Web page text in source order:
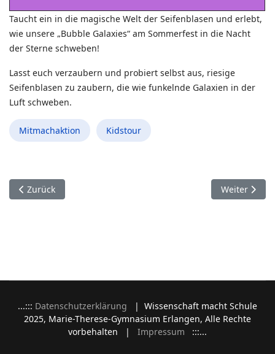
Taucht ein in die magische Welt der Seifenblasen und erlebt,
wie unsere „Bubble Galaxies“ am Sommerfest in die Nacht
der Sterne schweben!
Lasst euch verzaubern und probiert selbst aus, riesige
Seifenblasen zu zaubern, die wie funkelnde Galaxien in der
Luft schweben.
Mitmachaktion Kidstour
Vorheriger Beitrag: Ein Himmel voller Geschichten
Zurück Nächster
Weiter
...::: Datenschutzerklärung | Wissenschaft macht Schule
2025, Marie-Therese-Gymnasium Erlangen, Alle Rechte
vorbehalten | Impressum :::...